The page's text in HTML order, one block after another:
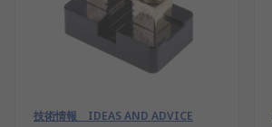
技術情報 IDEAS AND ADVICE